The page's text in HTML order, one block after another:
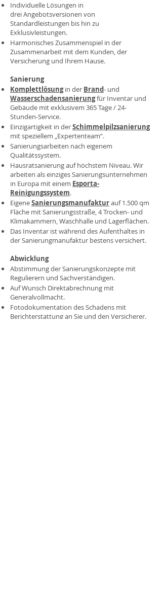
Individuelle Lösungen in
drei Angebotsversionen von
Standardleistungen bis hin zu
Exklusivleistungen.
Harmonisches Zusammenspiel in der
Zusammenarbeit mit dem Kunden, der
Versicherung und Ihrem Hause.
Sanierung
Komplettlösungin der Brand- und
Wasserschadensanierungfür Inventar und
Gebäude mit exklusivem 365 Tage / 24-
Stunden-Service.
Einzigartigkeit in derSchimmelpilzsanierung
mit speziellem „Expertenteam“.
Sanierungsarbeiten nach eigenem
Qualitätssystem.
Hausratsanierung auf höchstem Niveau. Wir
arbeiten als einziges Sanierungsunternehmen
in Europa mit einem Esporta-
Reinigungssystem.
EigeneSanierungsmanufakturauf 1.500 qm
Fläche mit Sanierungsstraße, 4 Trocken- und
Klimakammern, Waschhalle und Lagerflächen.
Das Inventar ist während des Aufenthaltes in
der Sanierungmanufaktur bestens versichert.
Abwicklung
Abstimmung der Sanierungskonzepte mit
Regulierern und Sachverständigen.
Auf Wunsch Direktabrechnung mit
Generalvollmacht.
Fotodokumentation des Schadens mit
Berichterstattung an Sie und den Versicherer.